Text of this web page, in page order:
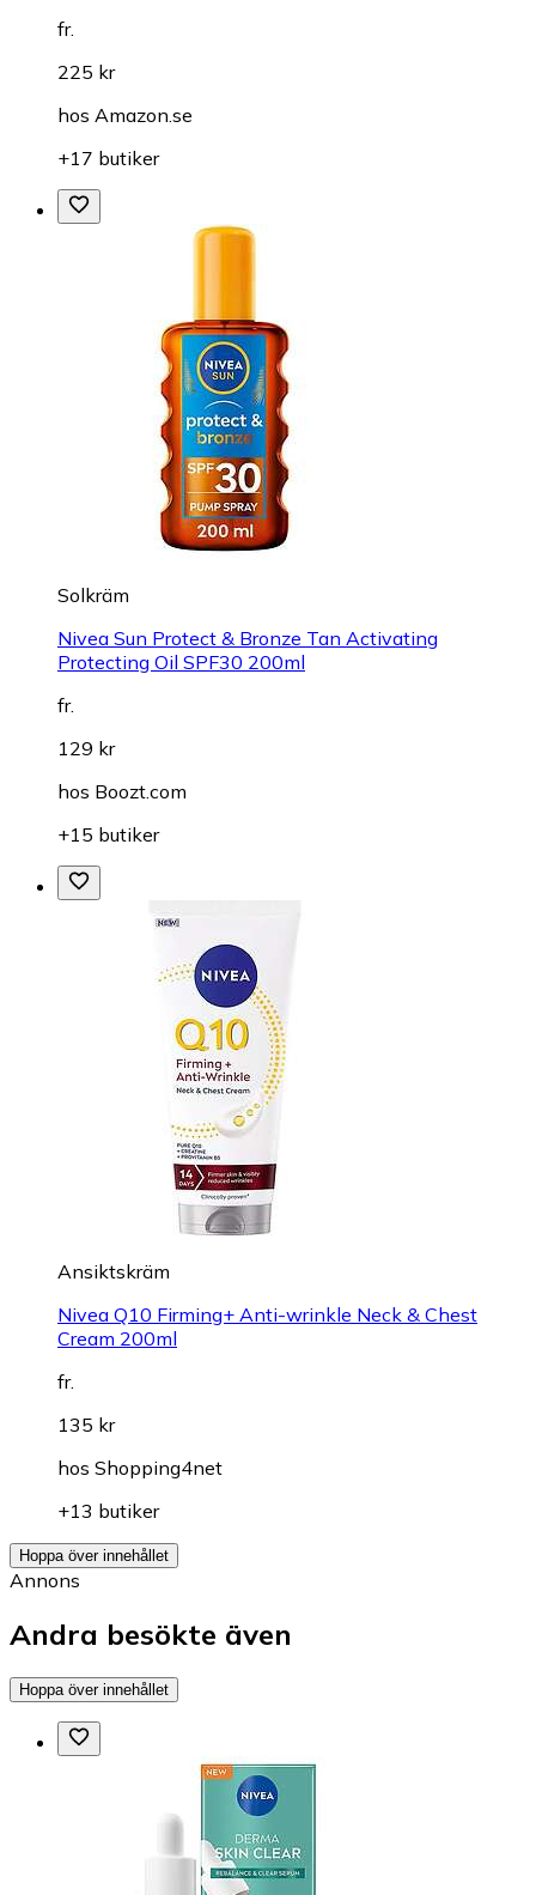
fr.
225 kr
hos Amazon.se
+17 butiker
Solkräm
Nivea Sun Protect & Bronze Tan Activating
Protecting Oil SPF30 200ml
fr.
129 kr
hos Boozt.com
+15 butiker
Ansiktskräm
Nivea Q10 Firming+ Anti-wrinkle Neck & Chest
Cream 200ml
fr.
135 kr
hos Shopping4net
+13 butiker
Hoppa över innehållet
Annons
Andra besökte även
Hoppa över innehållet